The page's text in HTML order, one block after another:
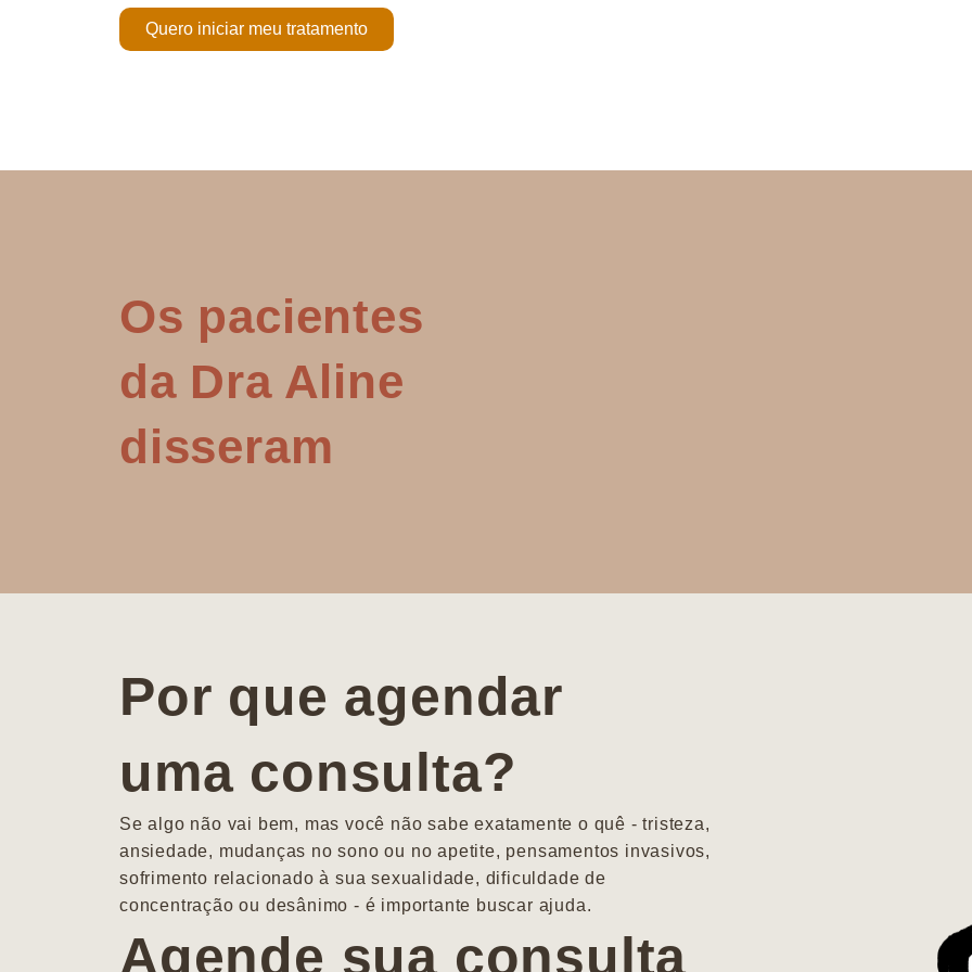
Quero iniciar meu tratamento
Os pacientes
da Dra Aline
disseram
Por que agendar
uma consulta?
Se algo não vai bem, mas você não sabe exatamente o quê - tristeza,
ansiedade, mudanças no sono ou no apetite, pensamentos invasivos,
sofrimento relacionado à sua sexualidade, dificuldade de
concentração ou desânimo - é importante buscar ajuda.
Agende sua consulta